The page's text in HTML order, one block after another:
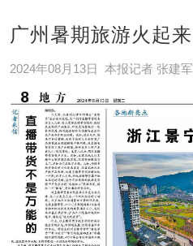
广州暑期旅游火起来
2024年08月13日 本报记者 张建军